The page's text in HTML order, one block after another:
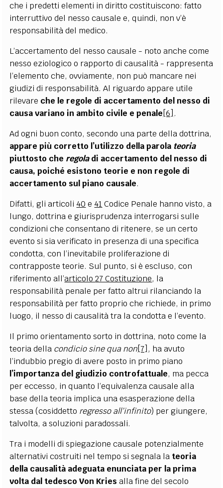
che i predetti elementi in diritto costituiscono: fatto
interruttivo del nesso causale e, quindi, non v’è
responsabilità del medico.
L’accertamento del nesso causale - noto anche come
nesso eziologico o rapporto di causalità - rappresenta
l’elemento che, ovviamente, non può mancare nei
giudizi di responsabilità. Al riguardo appare utile
rilevare che le regole di accertamento del nesso di
causa variano in ambito civile e penale [6] .
Ad ogni buon conto, secondo una parte della dottrina,
appare più corretto l’utilizzo della parola teoria
piuttosto che regoladi accertamento del nesso di
causa, poiché esistono teorie e non regole di
accertamento sul piano causale.
Difatti, gli articoli40 e41 Codice Penale hanno visto, a
lungo, dottrina e giurisprudenza interrogarsi sulle
condizioni che consentano di ritenere, se un certo
evento si sia verificato in presenza di una specifica
condotta, con l’inevitabile proliferazione di
contrapposte teorie. Sul punto, si è escluso, con
riferimento all’articolo27 Costituzione, la
responsabilità penale per fatto altrui rilanciando la
responsabilità per fatto proprio che richiede, in primo
luogo, il nesso di causalità tra la condotta e l’evento.
Il primo orientamento sorto in dottrina, noto come la
teoria della condicio sine qua non [7] , ha avuto
l’indubbio pregio di avere posto in primo piano
l’importanza del giudizio controfattuale, ma pecca
per eccesso, in quanto l’equivalenza causale alla
base della teoria implica una esasperazione della
stessa (cosiddetto regresso all’infinito) per giungere,
talvolta, a soluzioni paradossali.
Tra i modelli di spiegazione causale potenzialmente
alternativi costruiti nel tempo si segnala la teoria
della causalità adeguata enunciata per la prima
volta dal tedesco Von Kries alla fine del secolo